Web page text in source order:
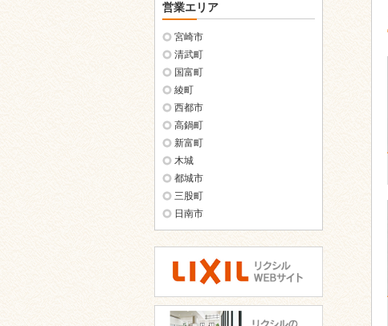
営業エリア
宮崎市
清武町
国富町
綾町
西都市
高鍋町
新富町
木城
都城市
三股町
日南市